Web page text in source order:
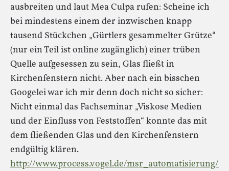
ausbreiten und laut Mea Culpa rufen: Scheine ich
bei mindestens einem der inzwischen knapp
tausend Stückchen „Gürtlers gesammelter Grütze“
(nur ein Teil ist online zugänglich) einer trüben
Quelle aufgesessen zu sein, Glas fließt in
Kirchenfenstern nicht. Aber nach ein bisschen
Googelei war ich mir denn doch nicht so sicher:
Nicht einmal das Fachseminar „Viskose Medien
und der Einfluss von Feststoffen“ konnte das mit
dem fließenden Glas und den Kirchenfenstern
endgültig klären.
http://www.process.vogel.de/msr_automatisierung/